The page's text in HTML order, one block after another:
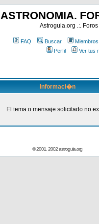
ASTRONOMIA.
Astroguia.org .:.
FAQ Buscar Miembros
Perfil
Ver tus
Informaci�n
El tema o mensaje solicitado no
© 2001, 2002 astroguia.org